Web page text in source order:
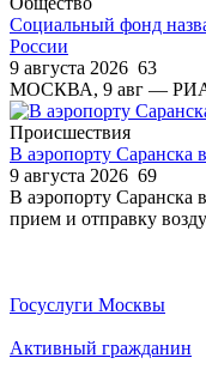
Социальный фонд
России
9 августа 2026 63
МОСКВА, 9 авг — РИА
Происшествия
В аэропорту Саранска
9 августа 2026 69
В аэропорту Саранска
прием и отправку
Госуслуги Москвы
Активный гражданин